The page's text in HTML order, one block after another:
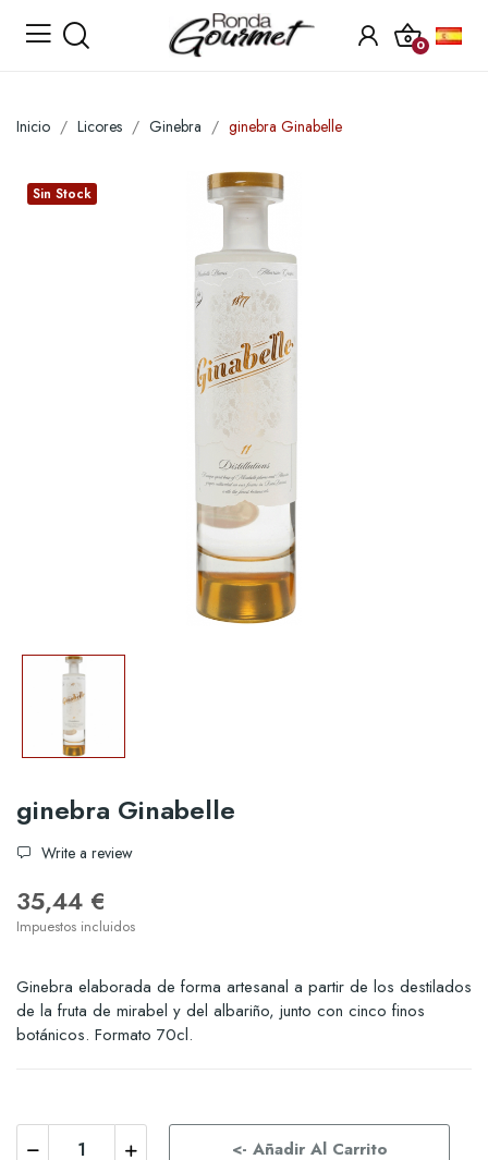
0
Inicio Licores Ginebra ginebra Ginabelle
Sin Stock
ginebra Ginabelle
Write a review
35,44 €
Impuestos incluidos
Ginebra elaborada de forma artesanal a partir de los destilados
de la fruta de mirabel y del albariño, junto con cinco finos
botánicos. Formato 70cl.
<- Añadir Al Carrito